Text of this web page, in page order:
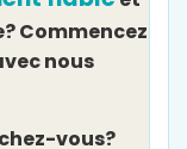
Commencez
nous
vous?